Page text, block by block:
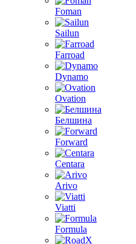
Foman
Sailun
Farroad
Dynamo
Ovation
Белшина
Forward
Centara
Arivo
Viatti
Formula